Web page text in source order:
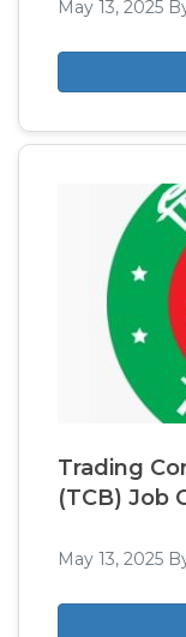
May 13, 2025
Trading
(TCB) Job
May 13, 2025